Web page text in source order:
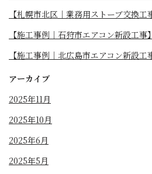
【札幌市北区｜業務用ストーブ交換工
【施工事例｜石狩市エアコン新設工事】
【施工事例｜北広島市エアコン新設工
アーカイブ
2025年11月
2025年10月
2025年6月
2025年5月